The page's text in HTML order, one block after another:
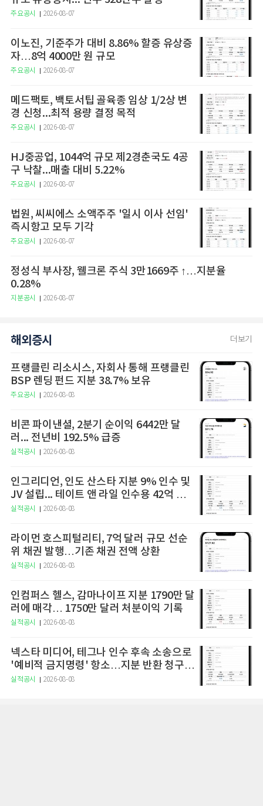
주요공시 2026-08-07
이노진, 기준주가 대비 8.86% 할증 유상증
자…8억 4000만 원 규모
주요공시 2026-08-07
메드팩토, 백토서팁 골육종 임상 1/2상 변
경 신청...최적 용량 결정 목적
주요공시 2026-08-07
HJ중공업, 1044억 규모 제2경춘국도 4공
구 낙찰...매출 대비 5.22%
주요공시 2026-08-07
법원, 씨씨에스 소액주주 '일시 이사 선임'
즉시항고 모두 기각
주요공시 2026-08-07
정성식 부사장, 웰크론 주식 3만1669주 ↑…지분율
0.28%
지분공시 2026-08-07
해외증시 더보기
프랭클린 리소시스, 자회사 통해 프랭클린
BSP 렌딩 펀드 지분 38.7% 보유
주요공시 2026-08-08
비콘 파이낸셜, 2분기 순이익 6442만 달
러... 전년비 192.5% 급증
실적공시 2026-08-08
인그리디언, 인도 산스타 지분 9% 인수 및
JV 설립... 테이트 앤 라일 인수용 42억 달
러 규모 자금 조달안 확보
실적공시 2026-08-08
라이먼 호스피털리티, 7억 달러 규모 선순
위 채권 발행…기존 채권 전액 상환
실적공시 2026-08-08
인컴퍼스 헬스, 감마나이프 지분 1790만 달
러에 매각… 1750만 달러 처분이익 기록
실적공시 2026-08-08
넥스타 미디어, 테그나 인수 후속 소송으로
'예비적 금지명령' 항소…지분 반환 청구권
행사도 직면
실적공시 2026-08-08